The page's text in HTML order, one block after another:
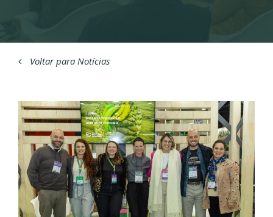
Voltar para Notícias